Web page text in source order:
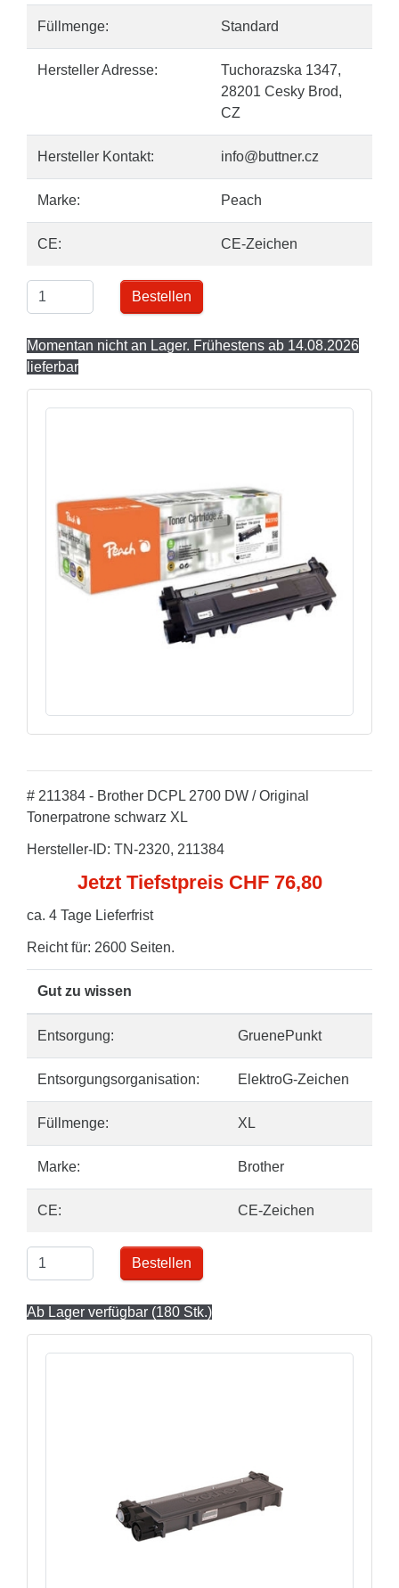
Füllmenge: Standard
Hersteller Adresse:
Tuchorazska 1347,
28201 Cesky Brod,
CZ
Hersteller Kontakt: info@buttner.cz
Marke: Peach
CE: CE-Zeichen
Bestellen
Momentan nicht an Lager. Frühestens ab 14.08.2026
lieferbar
# 211384 - Brother DCPL 2700 DW / Original
Tonerpatrone schwarz XL
Hersteller-ID: TN-2320, 211384
Jetzt Tiefstpreis CHF 76,80
ca. 4 Tage Lieferfrist
Reicht für: 2600 Seiten.
Gut zu wissen
Entsorgung: GruenePunkt
Entsorgungsorganisation: ElektroG-Zeichen
Füllmenge: XL
Marke: Brother
CE: CE-Zeichen
Bestellen
Ab Lager verfügbar (180 Stk.)